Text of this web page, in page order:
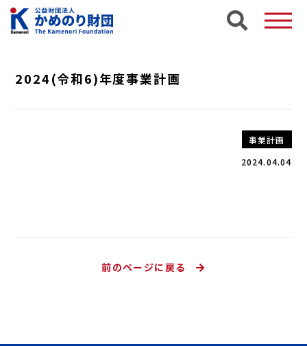
2024(令和6)年度事業計画
事業計画
2024.04.04
前のページに戻る